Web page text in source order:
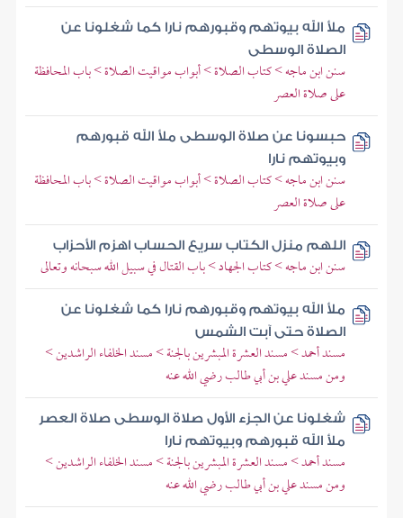
ملأ الله بيوتهم وقبورهم نارا كما شغلونا عن
الصلاة الوسطى
سنن ابن ماجه > كتاب الصلاة > أبواب مواقيت الصلاة > باب المحافظة
على صلاة العصر
حبسونا عن صلاة الوسطى ملأ الله قبورهم
وبيوتهم نارا
سنن ابن ماجه > كتاب الصلاة > أبواب مواقيت الصلاة > باب المحافظة
على صلاة العصر
اللهم منزل الكتاب سريع الحساب اهزم الأحزاب
سنن ابن ماجه > كتاب الجهاد > باب القتال في سبيل الله سبحانه وتعالى
ملأ الله بيوتهم وقبورهم نارا كما شغلونا عن
الصلاة حتى آبت الشمس
مسند أحمد > مسند العشرة المبشرين بالجنة > مسند الخلفاء الراشدين >
ومن مسند علي بن أبي طالب رضي الله عنه
شغلونا عن الجزء الأول صلاة الوسطى صلاة العصر
ملأ الله قبورهم وبيوتهم نارا
مسند أحمد > مسند العشرة المبشرين بالجنة > مسند الخلفاء الراشدين >
ومن مسند علي بن أبي طالب رضي الله عنه